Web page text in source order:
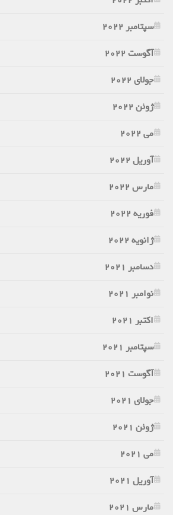
سپتامبر 2022
آگوست 2022
جولای 2022
ژوئن 2022
می 2022
آوریل 2022
مارس 2022
فوریه 2022
ژانویه 2022
دسامبر 2021
نوامبر 2021
اکتبر 2021
سپتامبر 2021
آگوست 2021
جولای 2021
ژوئن 2021
می 2021
آوریل 2021
مارس 2021